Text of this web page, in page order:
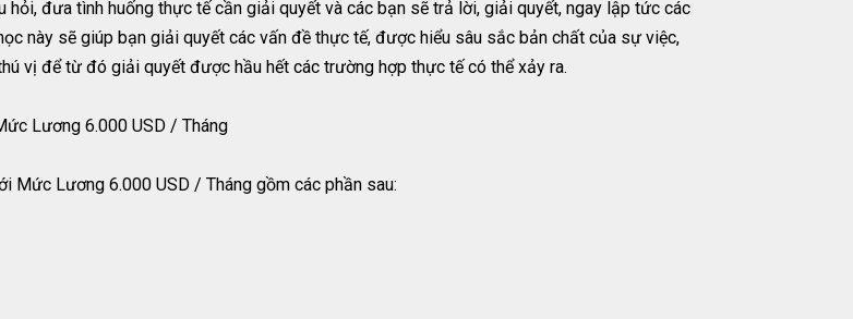
đưa tình huống thực tế cần giải quyết và các bạn sẽ trả lời, giải quyết, ngay lập tức các
này sẽ giúp bạn giải quyết các vấn đề thực tế, được hiểu sâu sắc bản chất của sự việc,
vị để từ đó giải quyết được hầu hết các trường hợp thực tế có thể xảy ra.
Lương 6.000 USD / Tháng
Mức Lương 6.000 USD / Tháng gồm các phần sau: